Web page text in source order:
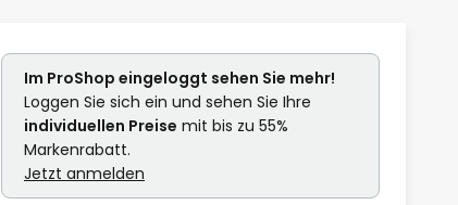
Im ProShop eingeloggt sehen Sie mehr!
Loggen Sie sich ein und sehen Sie Ihre
individuellen Preise mit bis zu 55%
Markenrabatt.
Jetzt anmelden